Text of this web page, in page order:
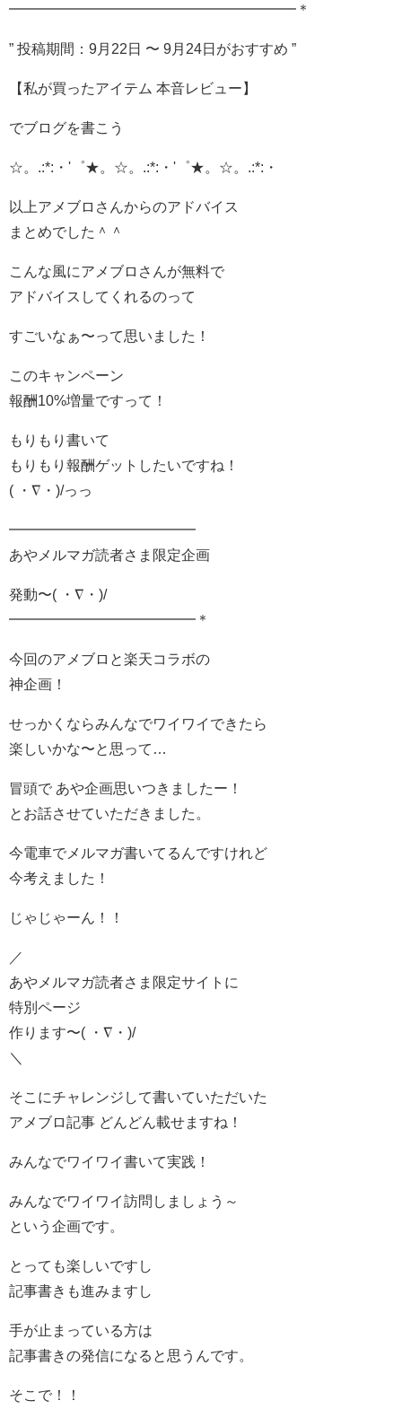
━━━━━━━━━━━━━━━━━━━━＊
” 投稿期間：9月22日 〜 9月24日がおすすめ ”
【私が買ったアイテム 本音レビュー】
でブログを書こう
☆。.:*:・'゜★。☆。.:*:・'゜★。☆。.:*:・
以上アメブロさんからのアドバイス
まとめでした＾＾
こんな風にアメブロさんが無料で
アドバイスしてくれるのって
すごいなぁ〜って思いました！
このキャンペーン
報酬10%増量ですって！
もりもり書いて
もりもり報酬ゲットしたいですね！
( ・∇・)/っっ
━━━━━━━━━━━━━
あやメルマガ読者さま限定企画
発動〜( ・∇・)/
━━━━━━━━━━━━━＊
今回のアメブロと楽天コラボの
神企画！
せっかくならみんなでワイワイできたら
楽しいかな〜と思って…
冒頭で あや企画思いつきましたー！
とお話させていただきました。
今電車でメルマガ書いてるんですけれど
今考えました！
じゃじゃーん！！
／
あやメルマガ読者さま限定サイトに
特別ページ
作ります〜( ・∇・)/
＼
そこにチャレンジして書いていただいた
アメブロ記事 どんどん載せますね！
みんなでワイワイ書いて実践！
みんなでワイワイ訪問しましょう～
という企画です。
とっても楽しいですし
記事書きも進みますし
手が止まっている方は
記事書きの発信になると思うんです。
そこで！！